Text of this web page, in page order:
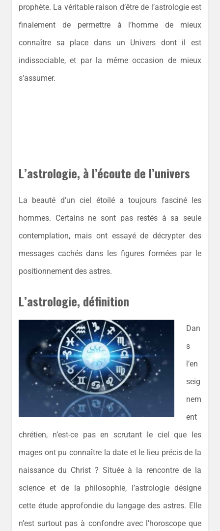
prophète. La véritable raison d’être de l’astrologie est
finalement de permettre à l’homme de mieux
connaître sa place dans un Univers dont il est
indissociable, et par la même occasion de mieux
s’assumer.
L’astrologie, à l’écoute de l’univers
La beauté d’un ciel étoilé a toujours fasciné les
hommes. Certains ne sont pas restés à sa seule
contemplation, mais ont essayé de décrypter des
messages cachés dans les figures formées par le
positionnement des astres.
L’astrologie, définition
Dan
s
l’en
seig
nem
ent
chrétien, n’est-ce pas en scrutant le ciel que les
mages ont pu connaître la date et le lieu précis de la
naissance du Christ ? Située à la rencontre de la
science et de la philosophie, l’astrologie désigne
cette étude approfondie du langage des astres. Elle
n’est surtout pas à confondre avec l’horoscope que